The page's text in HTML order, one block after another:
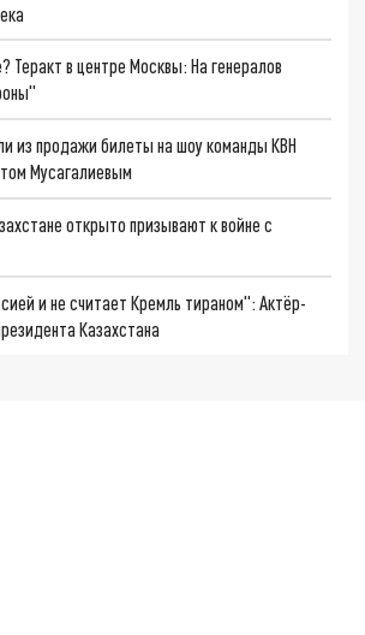
Теракт в центре Москвы: На генералов
из продажи билеты на шоу команды КВН
Мусагалиевым
открыто призывают к войне с
и не считает Кремль тираном": Актёр-
Казахстана